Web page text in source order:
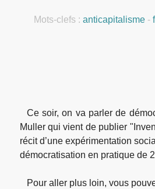
Mots-clefs : anticapitalisme-
Ce soir, on va parler de
Muller qui vient de publier
récit d’une expérimentation
démocratisation en pratique de
Pour aller plus loin, vous